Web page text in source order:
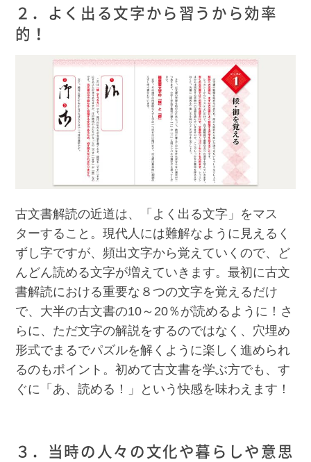
２．よく出る文字から習うから効率
的！
古文書解読の近道は、「よく出る文字」をマス
ターすること。現代人には難解なように見えるく
ずし字ですが、頻出文字から覚えていくので、ど
んどん読める文字が増えていきます。最初に古文
書解読における重要な８つの文字を覚えるだけ
で、大半の古文書の10～20％が読めるように！さ
らに、ただ文字の解説をするのではなく、穴埋め
形式でまるでパズルを解くように楽しく進められ
るのもポイント。初めて古文書を学ぶ方でも、す
ぐに「あ、読める！」という快感を味わえます！
３．当時の人々の文化や暮らしや意思